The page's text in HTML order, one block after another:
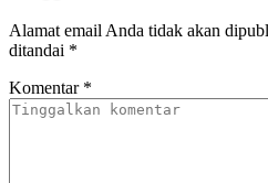
Alamat email Anda tidak akan
ditandai *
Komentar *